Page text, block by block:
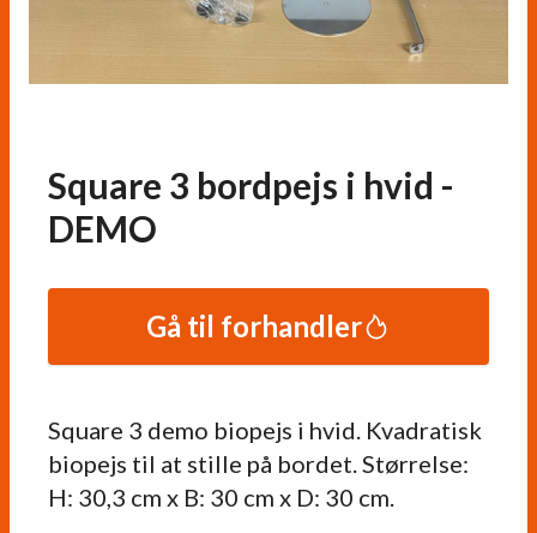
Square 3 bordpejs i hvid -
DEMO
Square 3 demo biopejs i hvid. Kvadratisk
biopejs til at stille på bordet. Størrelse:
H: 30,3 cm x B: 30 cm x D: 30 cm.
Gå til forhandler